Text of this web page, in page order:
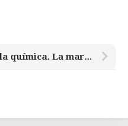
Tema 12. Matemáticas en la química. La maravillosa efectividad de la matemática en la ciencia